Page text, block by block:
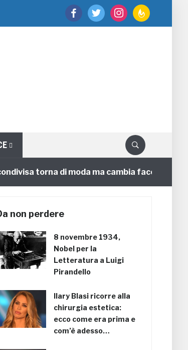
facebooktwitter instagramfeedburner
torna di moda ma cambia faccia
non perdere
8 novembre 1934,
Nobel per la
Letteratura a Luigi
Pirandello
Ilary Blasi ricorre alla
chirurgia estetica:
ecco come era prima e
com’è adesso…